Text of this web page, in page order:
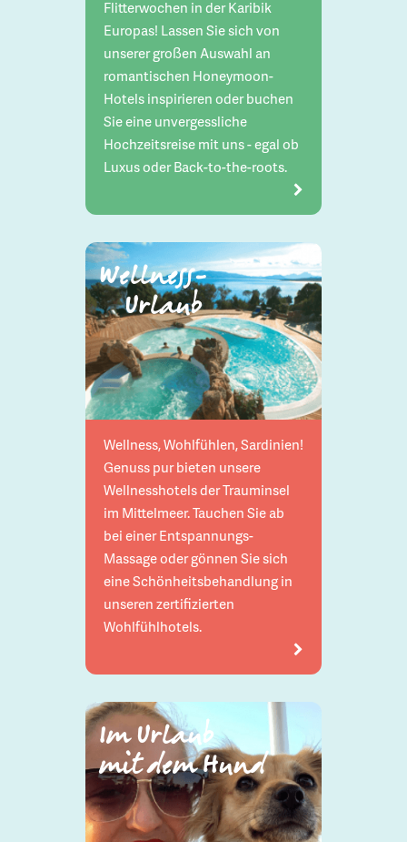
Flitterwochen in der Karibik
Europas! Lassen Sie sich von
unserer großen Auswahl an
romantischen Honeymoon-
Hotels inspirieren oder buchen
Sie eine unvergessliche
Hochzeitsreise mit uns - egal ob
Luxus oder Back-to-the-roots.
Wellness-
Urlaub
Wellness, Wohlfühlen, Sardinien!
Genuss pur bieten unsere
Wellnesshotels der Trauminsel
im Mittelmeer. Tauchen Sie ab
bei einer Entspannungs-
Massage oder gönnen Sie sich
eine Schönheitsbehandlung in
unseren zertifizierten
Wohlfühlhotels.
Im Urlaub
mit dem Hund